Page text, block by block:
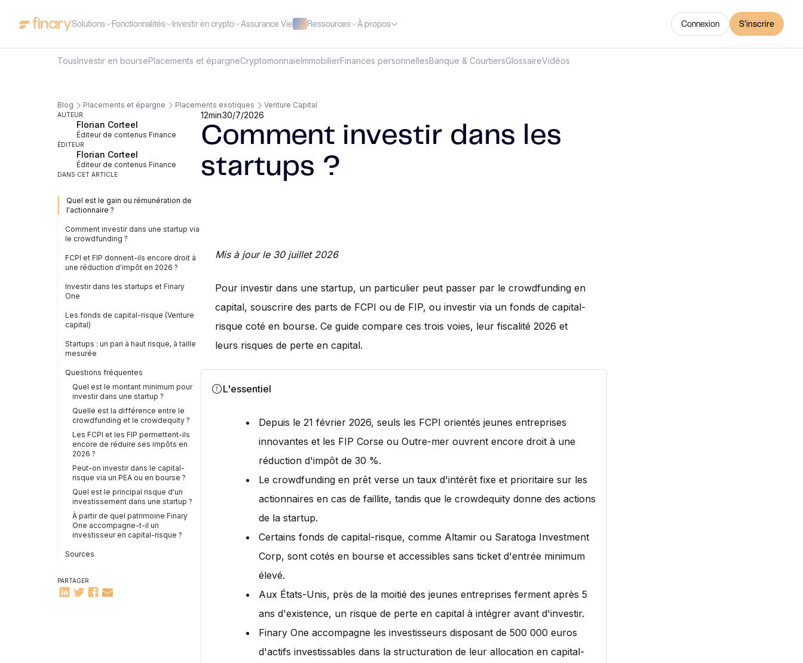
Solutions Fonctionnalités Investir en crypto Assurance Vie Ressources À propos Connexion S'inscrire
TousInvestir en boursePlacements et épargneCryptomonnaieImmobilierFinances personnellesBanque & CourtiersGlossaireVidéos
Blog Placements et épargne Placements exotiques Venture Capital
AUTEUR
Florian Corteel
Éditeur de contenus Finance
ÉDITEUR
Florian Corteel
Éditeur de contenus Finance
DANS CET ARTICLE
Quel est le gain ou rémunération de
l'actionnaire ?
Comment investir dans une startup via
le crowdfunding ?
FCPI et FIP donnent-ils encore droit à
une réduction d'impôt en 2026 ?
Investir dans les startups et Finary
One
Les fonds de capital-risque (Venture
capital)
Startups : un pari à haut risque, à taille
mesurée
Questions fréquentes
Quel est le montant minimum pour
investir dans une startup ?
Quelle est la différence entre le
crowdfunding et le crowdequity ?
Les FCPI et les FIP permettent-ils
encore de réduire ses impôts en
2026 ?
Peut-on investir dans le capital-
risque via un PEA ou en bourse ?
Quel est le principal risque d'un
investissement dans une startup ?
À partir de quel patrimoine Finary
One accompagne-t-il un
investisseur en capital-risque ?
Sources
PARTAGER
12min30/7/2026
Comment investir dans les
startups ?
Mis à jour le 30 juillet 2026
Pour investir dans une startup, un particulier peut passer par le crowdfunding en
capital, souscrire des parts de FCPI ou de FIP, ou investir via un fonds de capital-
risque coté en bourse. Ce guide compare ces trois voies, leur fiscalité 2026 et
leurs risques de perte en capital.
L'essentiel
Depuis le 21 février 2026, seuls les FCPI orientés jeunes entreprises
innovantes et les FIP Corse ou Outre-mer ouvrent encore droit à une
réduction d'impôt de 30 %.
Le crowdfunding en prêt verse un taux d'intérêt fixe et prioritaire sur les
actionnaires en cas de faillite, tandis que le crowdequity donne des actions
de la startup.
Certains fonds de capital-risque, comme Altamir ou Saratoga Investment
Corp, sont cotés en bourse et accessibles sans ticket d'entrée minimum
élevé.
Aux États-Unis, près de la moitié des jeunes entreprises ferment après 5
ans d'existence, un risque de perte en capital à intégrer avant d'investir.
Finary One accompagne les investisseurs disposant de 500 000 euros
d'actifs investissables dans la structuration de leur allocation en capital-